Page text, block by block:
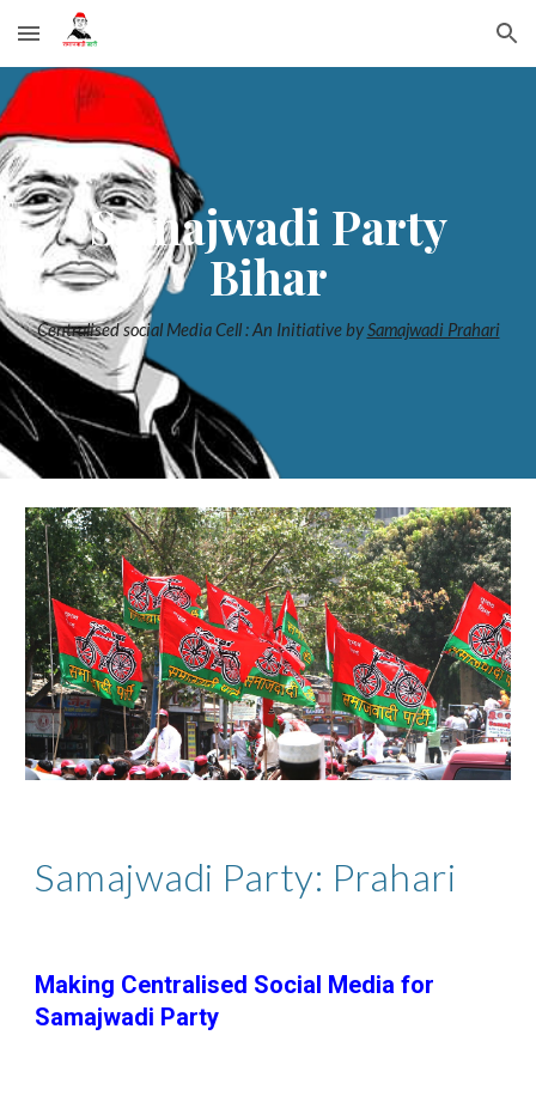
Skip to main content Skip to navigation
Samajwadi Party
Bihar
Centralised social Media Cell : An Initiative bySamajwadi Prahari
Samajwadi Party: Prahari
Making Centralised Social Media for
Samajwadi Party